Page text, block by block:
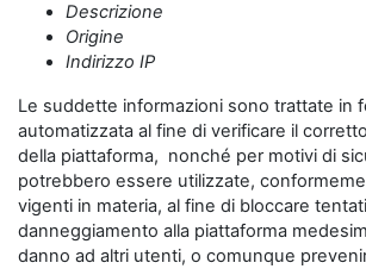
Descrizione
Origine
Indirizzo IP
Le suddette informazioni sono trattate in
automatizzata al fine di verificare il
della piattaforma, nonché per motivi di
potrebbero essere utilizzate,
vigenti in materia, al fine di bloccare
danneggiamento alla piattaforma
danno ad altri utenti, o comunque